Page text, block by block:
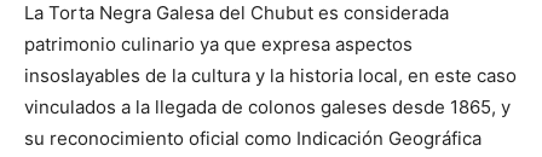
La Torta Negra Galesa del Chubut es considerada
patrimonio culinario ya que expresa aspectos
insoslayables de la cultura y la historia local, en este caso
vinculados a la llegada de colonos galeses desde 1865, y
su reconocimiento oficial como Indicación Geográfica